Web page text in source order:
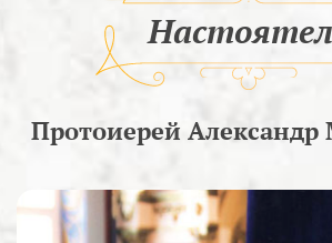
Протоиерей Александр